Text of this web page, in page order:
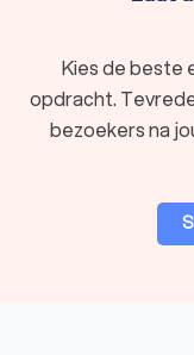
Kies de beste
opdracht.
bezoekers na